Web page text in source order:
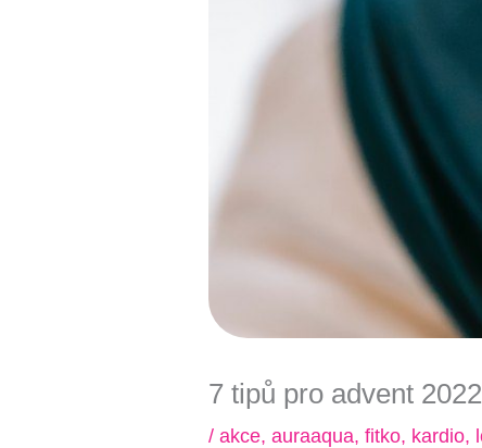
7 tipů pro advent
/akce,auraaqua,fitko,kardio,